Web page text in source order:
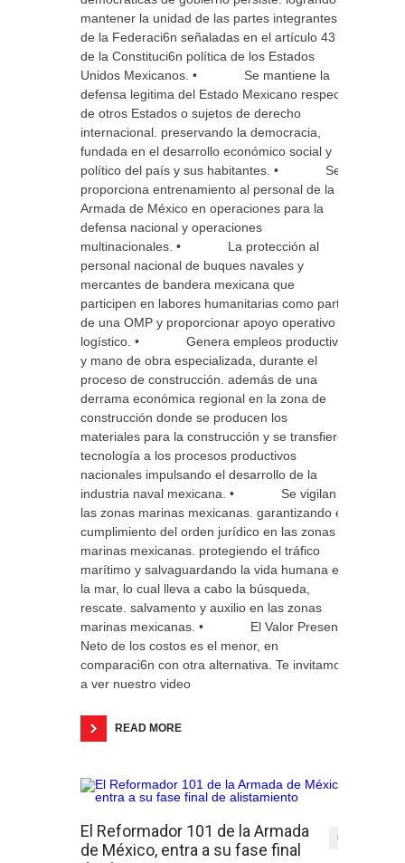
mantener la unidad de las partes integrantes
de la Federaci6n señaladas en el artículo 43
de la Constituci6n política de los Estados
Unidos Mexicanos. • Se mantiene la
defensa legitima del Estado Mexicano respecto
de otros Estados o sujetos de derecho
internacional. preservando la democracia,
fundada en el desarrollo económico social y
político del país y sus habitantes. • Se
proporciona entrenamiento al personal de la
Armada de México en operaciones para la
defensa nacional y operaciones
multinacionales. • La protección al
personal nacional de buques navales y
mercantes de bandera mexicana que
participen en labores humanitarias como parte
de una OMP y proporcionar apoyo operativo y
logístico. • Genera empleos productivos
y mano de obra especializada, durante el
proceso de construcción. además de una
derrama económica regional en la zona de
construcción donde se producen los
materiales para la construcción y se transfiere
tecnología a los procesos productivos
nacionales impulsando el desarrollo de la
industria naval mexicana. • Se vigilan
las zonas marinas mexicanas. garantizando el
cumplimiento del orden jurídico en las zonas
marinas mexicanas. protegiendo el tráfico
marítimo y salvaguardando la vida humana en
la mar, lo cual lleva a cabo la búsqueda,
rescate. salvamento y auxilio en las zonas
marinas mexicanas. • El Valor Presente
Neto de los costos es el menor, en
comparaci6n con otra alternativa. Te invitamos
a ver nuestro video
READ MORE
El Reformador 101 de la Armada
de México, entra a su fase final
0